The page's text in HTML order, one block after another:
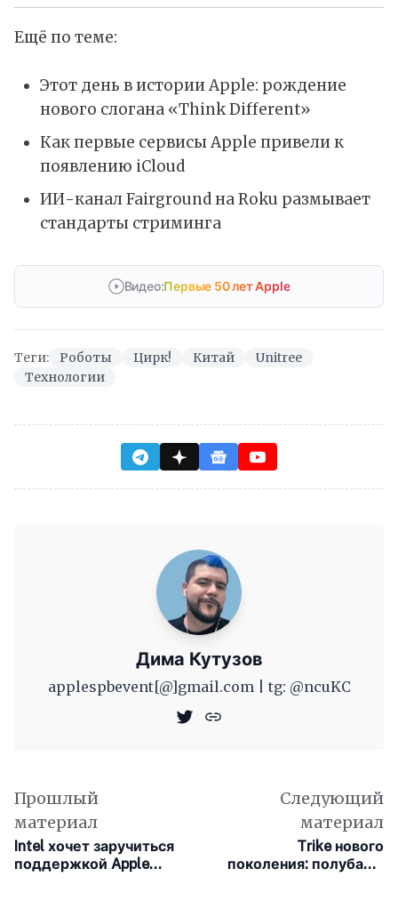
Ещё по теме:
Этот день в истории Apple: рождение
нового слогана «Think Different»
Как первые сервисы Apple привели к
появлению iCloud
ИИ-канал Fairground на Roku размывает
стандарты стриминга
Видео:Первые 50 лет Apple
Теги: Роботы Цирк! Китай
Unitree
Технологии
Дима Кутузов
applespbevent[@]gmail.com | tg: @ncuKC
Прошлый
материал
Intel хочет заручиться
поддержкой Apple
Следующий
материал
Trike нового
поколения: полубайк,